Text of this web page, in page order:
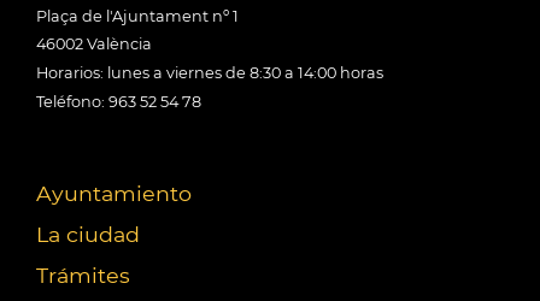
Plaça de l'Ajuntament nº 1
46002 València
Horarios: lunes a viernes de 8:30 a 14:00 horas
Teléfono: 963 52 54 78
Ayuntamiento
La ciudad
Trámites